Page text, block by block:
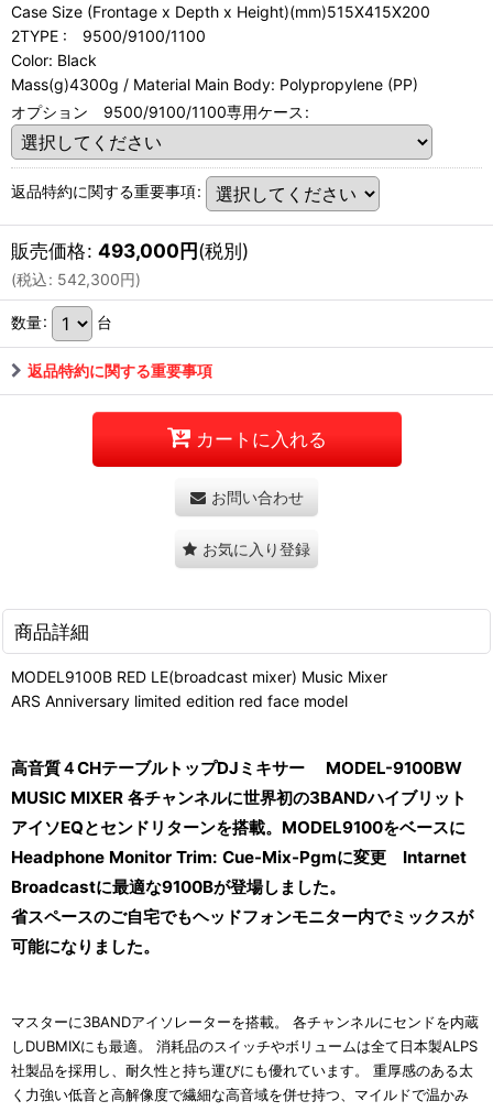
Case Size (Frontage x Depth x Height)(mm)515X415X200
2TYPE : 9500/9100/1100
Color: Black
Mass(g)4300g / Material Main Body: Polypropylene (PP)
オプション 9500/9100/1100専用ケース :
返品特約に関する重要事項:
販売価格: 493,000円(税別)
(税込: 542,300円)
数量: 台
返品特約に関する重要事項
カートに入れる
お問い合わせ
お気に入り登録
商品詳細
MODEL9100B RED LE(broadcast mixer) Music Mixer
ARS Anniversary limited edition red face model
高音質４CHテーブルトップDJミキサー MODEL-9100BW
MUSIC MIXER 各チャンネルに世界初の3BANDハイブリット
アイソEQとセンドリターンを搭載。MODEL9100をベースに
Headphone Monitor Trim: Cue-Mix-Pgmに変更 Intarnet
Broadcastに最適な9100Bが登場しました。
省スペースのご自宅でもヘッドフォンモニター内でミックスが
可能になりました。
マスターに3BANDアイソレーターを搭載。 各チャンネルにセンドを内蔵
しDUBMIXにも最適。 消耗品のスイッチやボリュームは全て日本製ALPS
社製品を採用し、耐久性と持ち運びにも優れています。 重厚感のある太
く力強い低音と高解像度で繊細な高音域を併せ持つ、マイルドで温かみ